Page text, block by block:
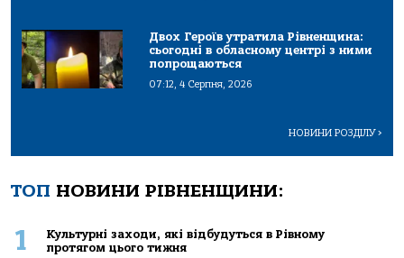
Двох Героїв утратила Рівненщина:
сьогодні в обласному центрі з ними
попрощаються
07:12, 4 Серпня, 2026
НОВИНИ РОЗДІЛУ>
ТОП НОВИНИ РІВНЕНЩИНИ:
1
Культурні заходи, які відбудуться в Рівному
протягом цього тижня